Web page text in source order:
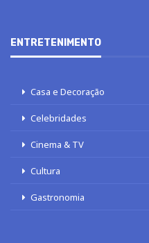
ENTRETENIMENTO
Casa e Decoração
Celebridades
Cinema & TV
Cultura
Gastronomia